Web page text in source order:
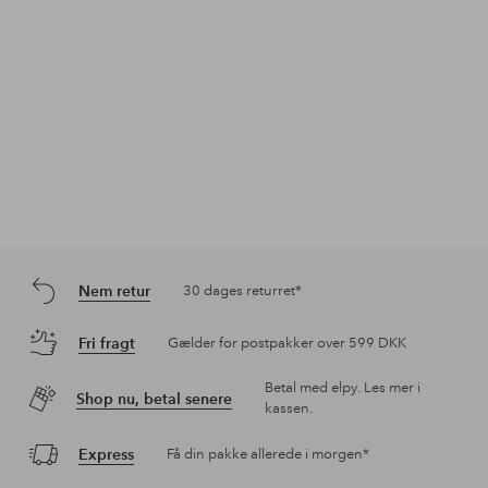
Nem retur 30 dages returret*
Fri fragt Gælder for postpakker over 599 DKK
Shop nu, betal senere
Betal med elpy. Les mer i
kassen.
Express Få din pakke allerede i morgen*